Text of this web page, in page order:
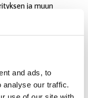
and ads, to
our traffic.
ja muun
tekstiilien
liiketoimintamalleihin.
sekä VTT:n,
as a Service pilots -
palveluna -